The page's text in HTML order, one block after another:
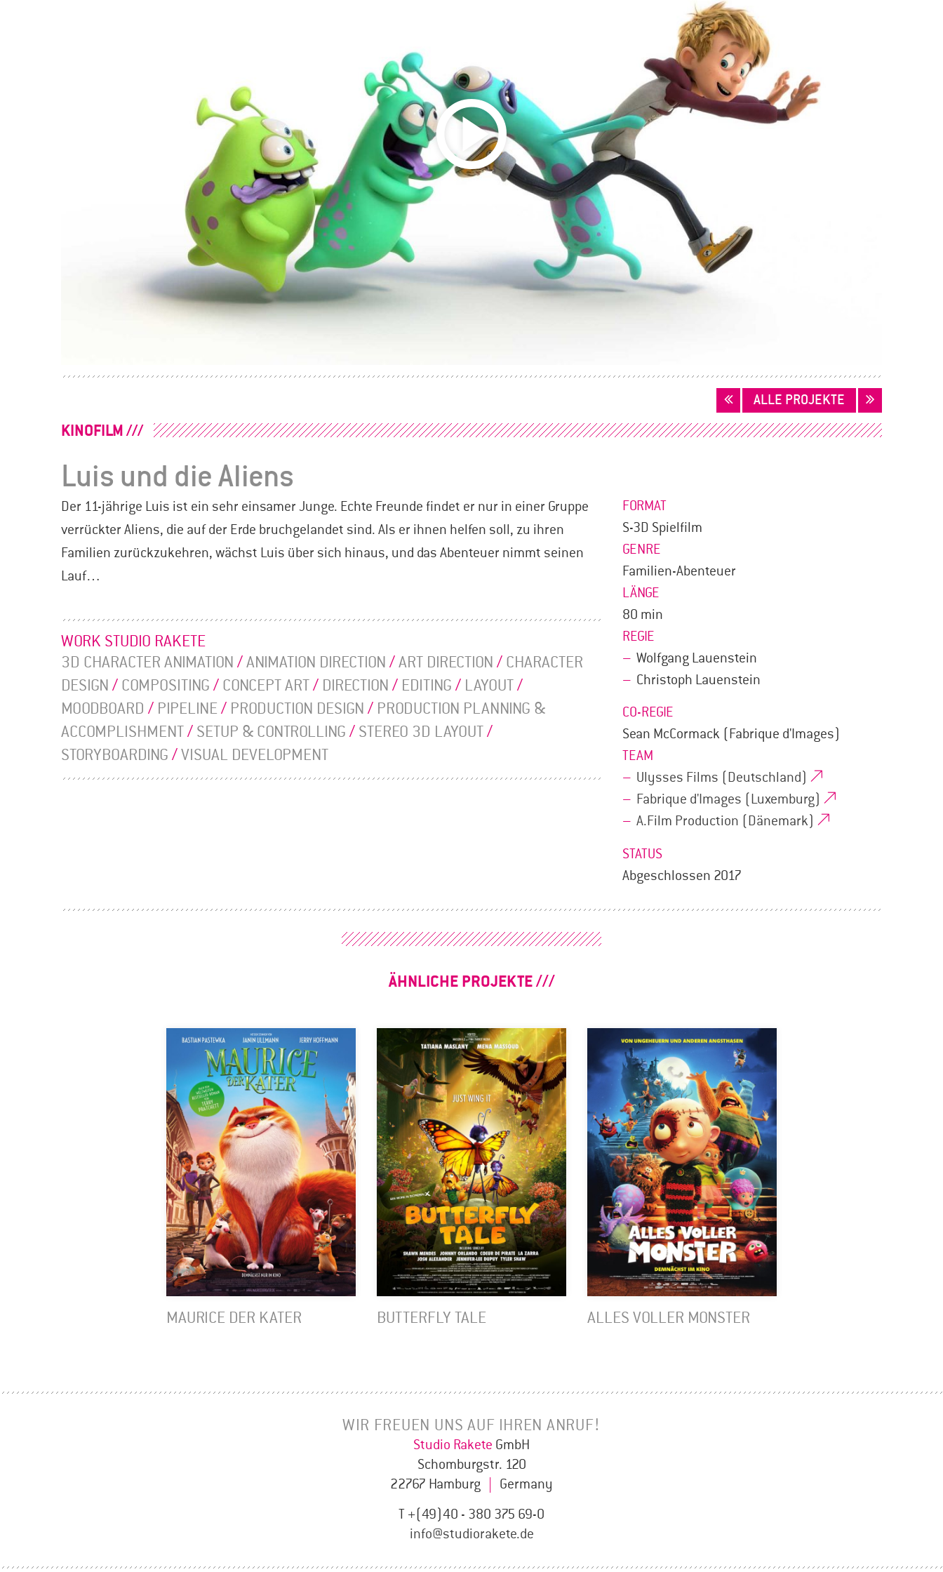
ALLE PROJEKTE
KINOFILM
Luis und die Aliens
Der 11-jährige Luis ist ein sehr einsamer Junge. Echte Freunde findet er nur in einer Gruppe
verrückter Aliens, die auf der Erde bruchgelandet sind. Als er ihnen helfen soll, zu ihren
Familien zurückzukehren, wächst Luis über sich hinaus, und das Abenteuer nimmt seinen
Lauf…
WORK STUDIO RAKETE
3D CHARACTER ANIMATION /ANIMATION DIRECTION /ART DIRECTION / CHARACTER
DESIGN / COMPOSITING / CONCEPT ART/ DIRECTION / EDITING / LAYOUT/
MOODBOARD / PIPELINE / PRODUCTION DESIGN / PRODUCTION PLANNING &
ACCOMPLISHMENT/ SETUP & CONTROLLING / STEREO 3D LAYOUT/
STORYBOARDING /VISUAL DEVELOPMENT
FORMAT
S-3D Spielfilm
GENRE
Familien-Abenteuer
LÄNGE
80 min
REGIE
Wolfgang Lauenstein
Christoph Lauenstein
CO-REGIE
Sean McCormack (Fabrique d'Images)
TEAM
Ulysses Films (Deutschland)
Fabrique d'Images (Luxemburg)
A.Film Production (Dänemark)
STATUS
Abgeschlossen 2017
ÄHNLICHE PROJEKTE
MAURICE DER KATER BUTTERFLY TALE ALLES VOLLER MONSTER
WIR FREUEN UNS AUF IHREN ANRUF!
Studio Rakete GmbH
Schomburgstr. 120
22767 Hamburg
Germany
T +(49)40 - 380 375 69-0
info@studiorakete.de